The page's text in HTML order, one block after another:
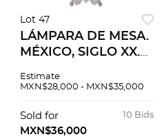
Lot 47
LÁMPARA DE MESA.
MÉXICO, SIGLO XX.
MARMOLEJO,
con pantalla en
cartoncillo. Peso
Estimate
MXN$28,000 - MXN$35,000
10 Bids
Sold for
MXN$36,000